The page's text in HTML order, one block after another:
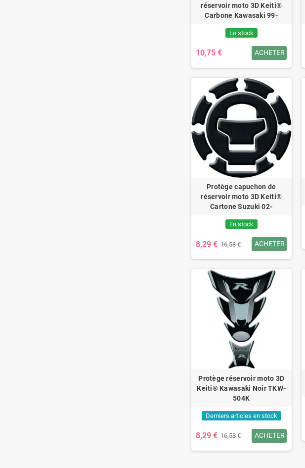
réservoir moto 3D Keiti®
Carbone Kawasaki 99-
En stock
10,75 € ACHETER
Protège capuchon de
réservoir moto 3D Keiti®
Cartone Suzuki 02-
En stock
8,29 € 16,58 € ACHETER
Protège réservoir moto 3D
Keiti® Kawasaki Noir TKW-
504K
Derniers articles en stock
8,29 € 16,58 € ACHETER